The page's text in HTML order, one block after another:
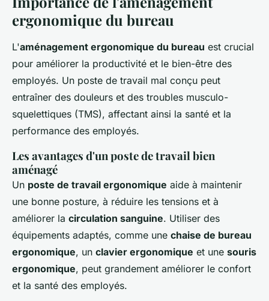
ergonomique du bureau
L'aménagement ergonomique du bureau est crucial
pour améliorer la productivité et le bien-être des
employés. Un poste de travail mal conçu peut
entraîner des douleurs et des troubles musculo-
squelettiques (TMS), affectant ainsi la santé et la
performance des employés.
Les avantages d'un poste de travail bien
aménagé
Un poste de travail ergonomique aide à maintenir
une bonne posture, à réduire les tensions et à
améliorer la circulation sanguine. Utiliser des
équipements adaptés, comme une chaise de bureau
ergonomique, un clavier ergonomique et une souris
ergonomique, peut grandement améliorer le confort
et la santé des employés.